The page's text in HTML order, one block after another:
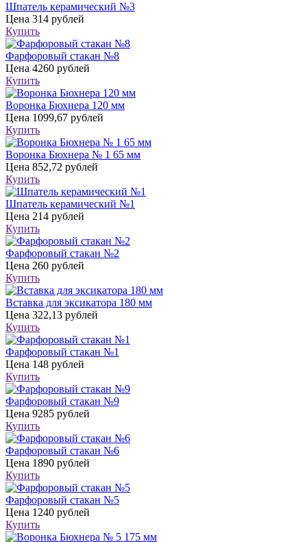
Шпатель керамический №3
Цена 314 рублей
Купить
Фарфоровый стакан №8
Цена 4260 рублей
Купить
Воронка Бюхнера 120 мм
Цена 1099,67 рублей
Купить
Воронка Бюхнера № 1 65 мм
Цена 852,72 рублей
Купить
Шпатель керамический №1
Цена 214 рублей
Купить
Фарфоровый стакан №2
Цена 260 рублей
Купить
Вставка для эксикатора 180 мм
Цена 322,13 рублей
Купить
Фарфоровый стакан №1
Цена 148 рублей
Купить
Фарфоровый стакан №9
Цена 9285 рублей
Купить
Фарфоровый стакан №6
Цена 1890 рублей
Купить
Фарфоровый стакан №5
Цена 1240 рублей
Купить